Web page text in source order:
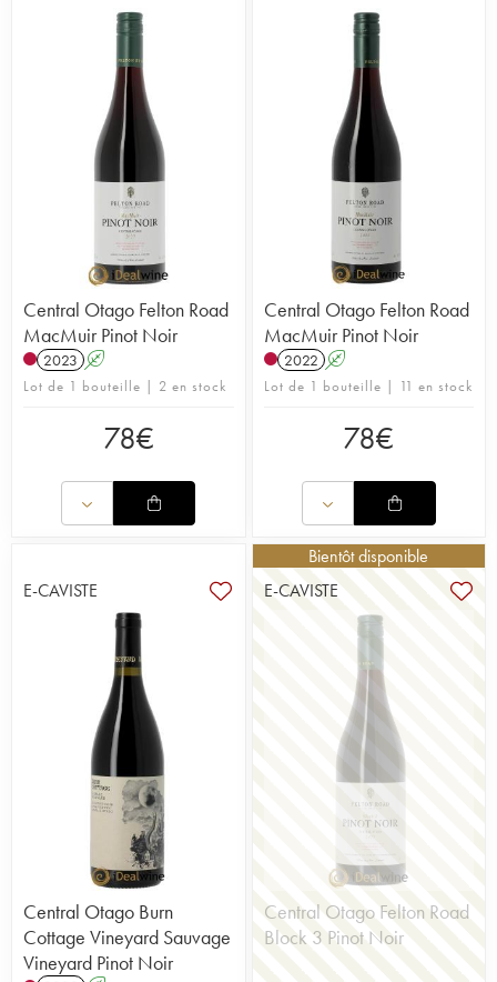
Central Otago Felton Road
MacMuir Pinot Noir
2023 A
Lot de 1 bouteille | 2 en stock
78€
Central Otago Felton Road
MacMuir Pinot Noir
2022 A
Lot de 1 bouteille | 11 en stock
78€
E-CAVISTE
Central Otago Burn
Cottage Vineyard Sauvage
Vineyard Pinot Noir
Bientôt disponible
E-CAVISTE
Central Otago Felton Road
Block 3 Pinot Noir